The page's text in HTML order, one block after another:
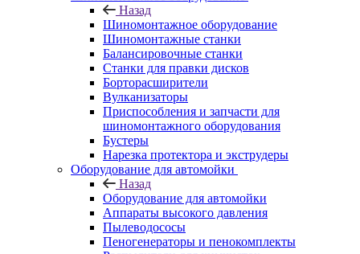
Назад
Шиномонтажное оборудование
Шиномонтажные станки
Балансировочные станки
Станки для правки дисков
Борторасширители
Вулканизаторы
Приспособления и запчасти для
шиномонтажного оборудования
Бустеры
Нарезка протектора и экструдеры
Оборудование для автомойки
Назад
Оборудование для автомойки
Аппараты высокого давления
Пылеводососы
Пеногенераторы и пенокомплекты